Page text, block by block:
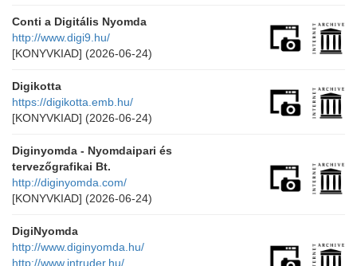
Conti a Digitális Nyomda
http://www.digi9.hu/
[KONYVKIAD] (2026-06-24)
Digikotta
https://digikotta.emb.hu/
[KONYVKIAD] (2026-06-24)
Diginyomda - Nyomdaipari és
tervezőgrafikai Bt.
http://diginyomda.com/
[KONYVKIAD] (2026-06-24)
DigiNyomda
http://www.diginyomda.hu/
http://www.intruder.hu/